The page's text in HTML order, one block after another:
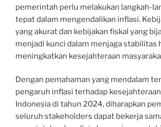
pemerintah perlu melakukan langkah-
tepat dalam mengendalikan inflasi.
yang akurat dan kebijakan fiskal yang
menjadi kunci dalam menjaga stabilitas
meningkatkan kesejahteraan
Dengan pemahaman yang mendalam
pengaruh inflasi terhadap
Indonesia di tahun 2024, diharapkan
seluruh stakeholders dapat bekerja